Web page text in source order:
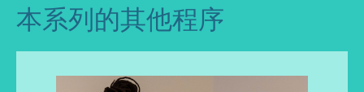
本系列的其他程序